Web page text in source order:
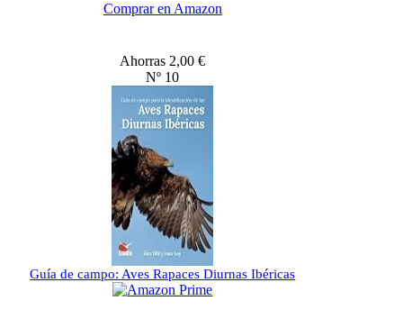
Comprar en Amazon
Ahorras 2,00 €
Nº 10
Guía de campo: Aves Rapaces Diurnas Ibéricas